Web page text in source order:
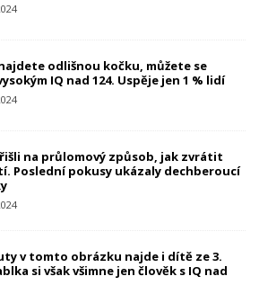
odlišnou kočku, můžete se
IQ nad 124. Uspěje jen 1 % lidí
na průlomový způsob, jak zvrátit
Poslední pokusy ukázaly dechberoucí
v tomto obrázku najde i dítě ze 3.
si však všimne jen člověk s IQ nad